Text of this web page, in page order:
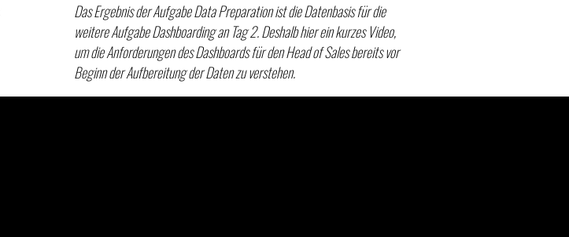
Das Ergebnis der Aufgabe Data Preparation ist die Datenbasis für die
weitere Aufgabe Dashboarding an Tag 2. Deshalb hier ein kurzes Video,
um die Anforderungen des Dashboards für den Head of Sales bereits vor
Beginn der Aufbereitung der Daten zu verstehen.